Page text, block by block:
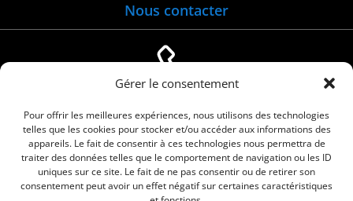
Gérer le consentement
Pour offrir les meilleures expériences, nous utilisons des technologies
telles que les cookies pour stocker et/ou accéder aux informations des
appareils. Le fait de consentir à ces technologies nous permettra de
traiter des données telles que le comportement de navigation ou les ID
uniques sur ce site. Le fait de ne pas consentir ou de retirer son
consentement peut avoir un effet négatif sur certaines caractéristiques
Nous contacter
04 66 88 01 05